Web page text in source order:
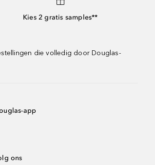
Kies 2 gratis samples**
die volledig door Douglas-
app
ons